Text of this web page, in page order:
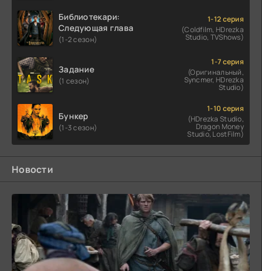
Библиотекари:
Следующая глава
(1-2 сезон)
1-12 серия
(Coldfilm, HDrezka
Studio, TVShows)
Задание
(1 сезон)
1-7 серия
(Оригинальный,
Syncmer, HDrezka
Studio)
Бункер
(1-3 сезон)
1-10 серия
(HDrezka Studio,
Dragon Money
Studio, LostFilm)
Новости